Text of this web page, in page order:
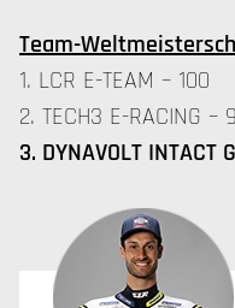
Team-
1. LCR E-TEAM – 100
2. TECH3 E-RACING –
3. DYNAVOLT INTACT